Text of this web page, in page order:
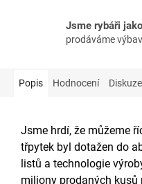
Jsme rybáři
prodáváme
Popis Hodnocení Diskuze
Jsme hrdí, že můžeme
třpytek byl dotažen do
listů a technologie
miliony prodaných kusů